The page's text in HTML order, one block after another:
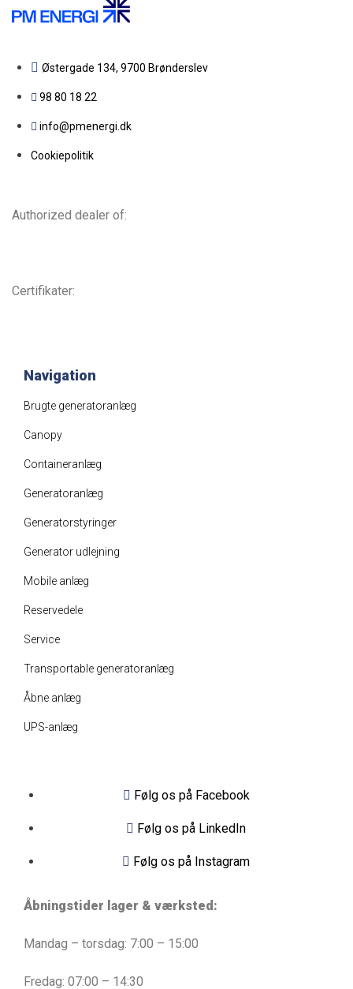
Østergade 134, 9700 Brønderslev​
98 80 18 22
info@pmenergi.dk​ ​
Cookiepolitik
Authorized dealer of:
Certifikater:
Navigation
Brugte generatoranlæg
Canopy
Containeranlæg
Generatoranlæg
Generatorstyringer
Generator udlejning
Mobile anlæg
Reservedele
Service
Transportable generatoranlæg
Åbne anlæg
UPS-anlæg
Følg os på Facebook
Følg os på LinkedIn
Følg os på Instagram
Åbningstider lager & værksted:
Mandag – torsdag: 7:00 – 15:00
Fredag: 07:00 – 14:30